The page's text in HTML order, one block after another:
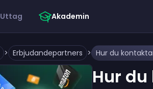
Uttag Akademin
> Erbjudandepartners >
Hur